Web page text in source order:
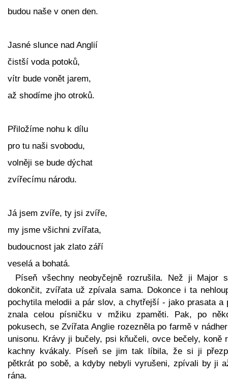
budou naše v onen den.
Jasné slunce nad Anglií
čistší voda potoků,
vítr bude vonět jarem,
až shodíme jho otroků.
Přiložíme nohu k dílu
pro tu naši svobodu,
volněji se bude dýchat
zvířecímu národu.
Já jsem zvíře, ty jsi zvíře,
my jsme všichni zvířata,
budoucnost jak zlato září
veselá a bohatá.
Píseň všechny neobyčejně rozrušila. Než ji Major
dokončit, zvířata už zpívala sama. Dokonce i ta
pochytila melodii a pár slov, a chytřejší - jako prasata a
znala celou písničku v mžiku zpaměti. Pak, po
pokusech, se Zvířata Anglie rozezněla po farmě v
unisonu. Krávy ji bučely, psi kňučeli, ovce bečely, koně
kachny kvákaly. Píseň se jim tak líbila, že si ji
pětkrát po sobě, a kdyby nebyli vyrušeni, zpívali by ji
rána.